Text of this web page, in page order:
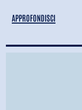
APPROFONDISCI